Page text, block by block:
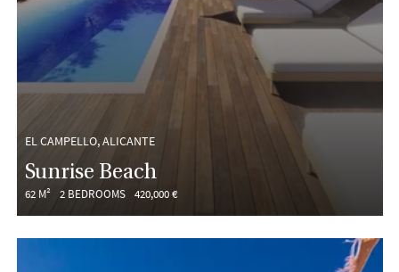
EL CAMPELLO, ALICANTE
Sunrise Beach
62 M² 2 BEDROOMS 420,000 €